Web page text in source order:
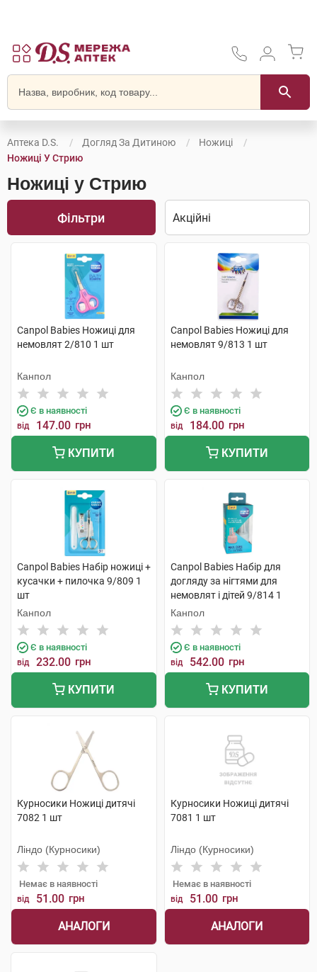
Аптека D.S. Догляд За Дитиною
Ножиці
Ножиці У Стрию
Ножиці у Стрию
Фільтри
Canpol Babies Ножиці для
немовлят 2/810 1 шт
Канпол
Є в наявності
від 147.00 грн
КУПИТИ
Canpol Babies Ножиці для
немовлят 9/813 1 шт
Канпол
Є в наявності
від 184.00 грн
КУПИТИ
Canpol Babies Набір ножиці +
кусачки + пилочка 9/809 1
шт
Канпол
Є в наявності
від 232.00 грн
КУПИТИ
Canpol Babies Набір для
догляду за нігтями для
немовлят і дітей 9/814 1
набір
Канпол
Є в наявності
від 542.00 грн
КУПИТИ
Курносики Ножиці дитячі
7082 1 шт
Ліндо (Курносики)
Немає в наявності
від 51.00 грн
АНАЛОГИ
Курносики Ножиці дитячі
7081 1 шт
Ліндо (Курносики)
Немає в наявності
від 51.00 грн
АНАЛОГИ